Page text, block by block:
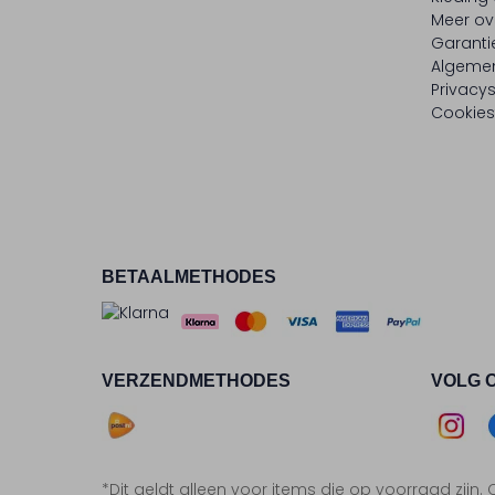
Meer
BETAALMETHODES
VERZENDMETHODES VOLG
*Dit geldt alleen voor items die op voorraad zijn.